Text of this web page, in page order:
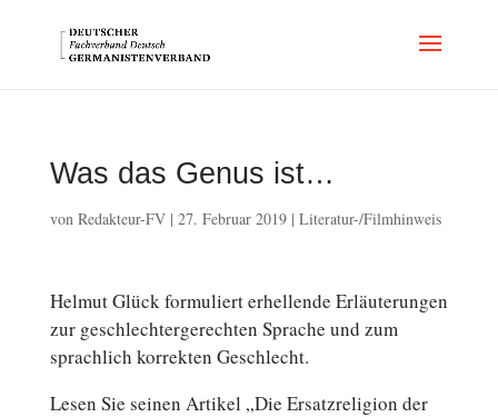
Was das Genus ist…
von Redakteur-FV| 27. Februar 2019| Literatur-/Filmhinweis
Helmut Glück for­mu­liert er­hel­len­de Er­läu­te­run­gen
zur ge­schlech­ter­ge­rech­ten Sprache und zum
sprach­lich kor­rek­ten Geschlecht.
Lesen Sie seinen Artikel „Die Er­satz­re­li­gi­on der